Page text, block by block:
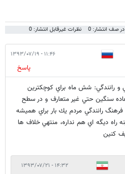
صف انتشار: 0 نظرات غیرقابل انتشار: 0
۱۱:۴۶ - ۱۳۹۳/۰۷/۱۹
پاسخ
و رانندگي: شش ماه براي كوچكترين
سنگين حتي غير متعارف و در سطح
رانندگي مردم يك بار براي هميشه
ديگه اي هم نداره، منتهي خلاف ها
كنين
۱۴:۳۲ - ۱۳۹۳/۰۷/۲۱